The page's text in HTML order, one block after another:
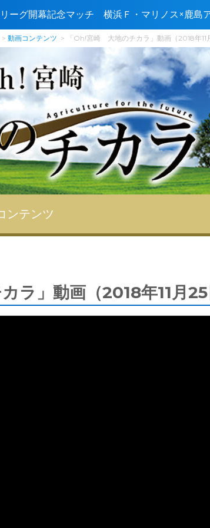
ーグ開幕記念マッチ 横浜Ｆ・マリノス×鹿島
動画コンテンツ 「Oh!宮崎 大地のチカラ」動画（2018年11
ンテンツ
ラ」動画（2018年11月25